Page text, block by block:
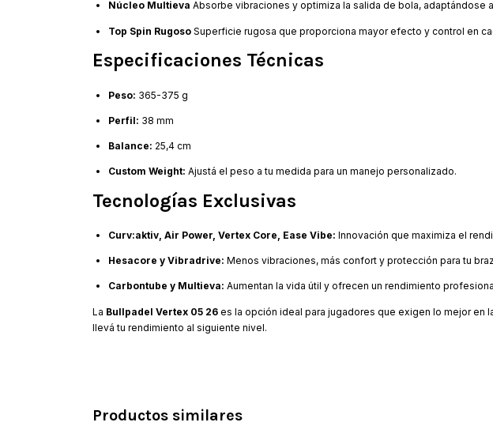
Núcleo Multieva Absorbe vibraciones y optimiza la salida de bola, adaptándose
Top Spin Rugoso Superficie rugosa que proporciona mayor efecto y control en
Especificaciones Técnicas
Peso: 365-375 g
Perfil: 38 mm
Balance: 25,4 cm
Custom Weight: Ajustá el peso a tu medida para un manejo personalizado.
Tecnologías Exclusivas
Curv:aktiv, Air Power, Vertex Core, Ease Vibe: Innovación que maximiza el
Hesacore y Vibradrive: Menos vibraciones, más confort y protección para tu
Carbontube y Multieva: Aumentan la vida útil y ofrecen un rendimiento
La Bullpadel Vertex 05 26 es la opción ideal para jugadores que exigen lo mejor en
llevá tu rendimiento al siguiente nivel.
Productos similares